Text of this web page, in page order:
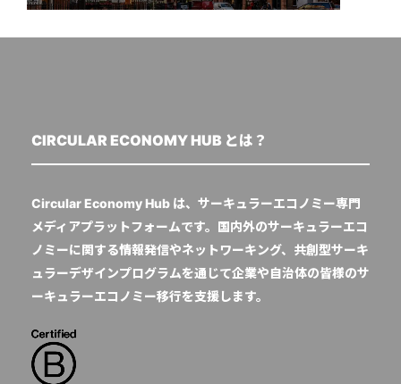
CIRCULAR ECONOMY HUB とは？
Circular Economy Hub は、サーキュラーエコノミー専門
メディアプラットフォームです。国内外のサーキュラーエコ
ノミーに関する情報発信やネットワーキング、共創型サーキ
ュラーデザインプログラムを通じて企業や自治体の皆様のサ
ーキュラーエコノミー移行を支援します。